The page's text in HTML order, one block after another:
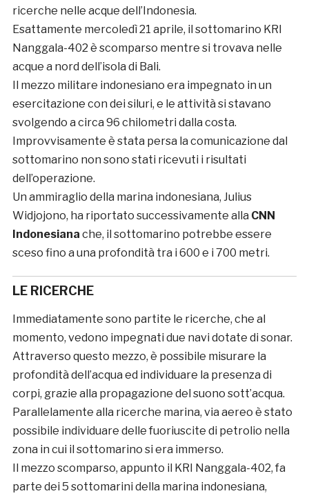
ricerche nelle acque dell’Indonesia.
Esattamente mercoledì 21 aprile, il sottomarino KRI
Nanggala-402 è scomparso mentre si trovava nelle
acque a nord dell’isola di Bali.
Il mezzo militare indonesiano era impegnato in un
esercitazione con dei siluri, e le attività si stavano
svolgendo a circa 96 chilometri dalla costa.
Improvvisamente è stata persa la comunicazione dal
sottomarino non sono stati ricevuti i risultati
dell’operazione.
Un ammiraglio della marina indonesiana, Julius
Widjojono, ha riportato successivamente alla CNN
Indonesiana che, il sottomarino potrebbe essere
sceso fino a una profondità tra i 600 e i 700 metri.
LE RICERCHE
Immediatamente sono partite le ricerche, che al
momento, vedono impegnati due navi dotate di sonar.
Attraverso questo mezzo, è possibile misurare la
profondità dell’acqua ed individuare la presenza di
corpi, grazie alla propagazione del suono sott’acqua.
Parallelamente alla ricerche marina, via aereo è stato
possibile individuare delle fuoriuscite di petrolio nella
zona in cui il sottomarino si era immerso.
Il mezzo scomparso, appunto il KRI Nanggala-402, fa
parte dei 5 sottomarini della marina indonesiana,